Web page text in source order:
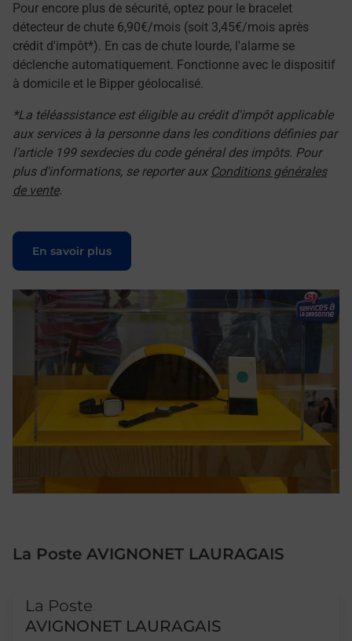
Pour encore plus de sécurité, optez pour le bracelet
détecteur de chute 6,90€/mois (soit 3,45€/mois après
crédit d'impôt*). En cas de chute lourde, l'alarme se
déclenche automatiquement. Fonctionne avec le dispositif
à domicile et le Bipper géolocalisé.
*La téléassistance est éligible au crédit d'impôt applicable
aux services à la personne dans les conditions définies par
l'article 199 sexdecies du code général des impôts. Pour
plus d'informations, se reporter aux Conditions générales
de vente.
En savoir plus
Le lien s'ouvre dans un nouvel onglet
La Poste AVIGNONET LAURAGAIS
La Poste
AVIGNONET LAURAGAIS